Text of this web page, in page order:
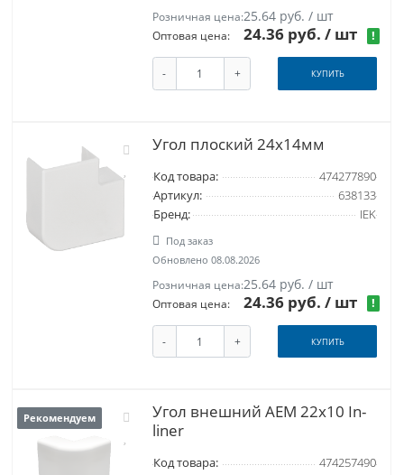
Розничная цена:25.64 руб. / шт
Оптовая цена: 24.36 руб./ шт !
- + КУПИТЬ
Угол плоский 24x14мм
Код товара:
474277890
Артикул:
638133
Бренд:
IEK
Под заказ
Обновлено 08.08.2026
Розничная цена:25.64 руб. / шт
Оптовая цена: 24.36 руб./ шт !
- + КУПИТЬ
Рекомендуем
Угол внешний AEM 22x10 In-
liner
Код товара:
474257490